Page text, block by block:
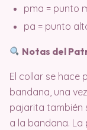
pma = punto
pa = punto
Notas del
El collar se hace
bandana, una
pajarita también
a la bandana.